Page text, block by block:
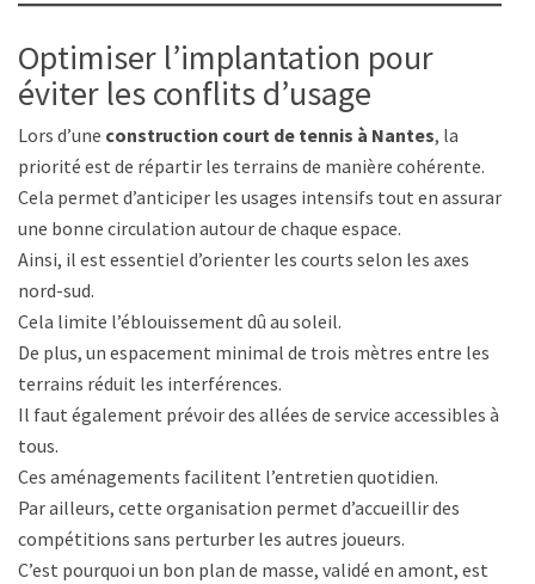
Optimiser l’implantation pour
éviter les conflits d’usage
Lors d’une construction court de tennis à Nantes, la
priorité est de répartir les terrains de manière cohérente.
Cela permet d’anticiper les usages intensifs tout en assurant
une bonne circulation autour de chaque espace.
Ainsi, il est essentiel d’orienter les courts selon les axes
nord-sud.
Cela limite l’éblouissement dû au soleil.
De plus, un espacement minimal de trois mètres entre les
terrains réduit les interférences.
Il faut également prévoir des allées de service accessibles à
tous.
Ces aménagements facilitent l’entretien quotidien.
Par ailleurs, cette organisation permet d’accueillir des
compétitions sans perturber les autres joueurs.
C’est pourquoi un bon plan de masse, validé en amont, est